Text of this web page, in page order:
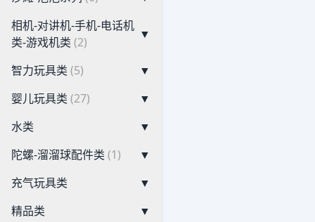
相机-对讲机-手机-电话机
类-游戏机类 (2)
▼
智力玩具类 (5)
▼
婴儿玩具类 (27)
▼
水类
▼
陀螺-溜溜球配件类 (1)
▼
充气玩具类
▼
精品类
▼